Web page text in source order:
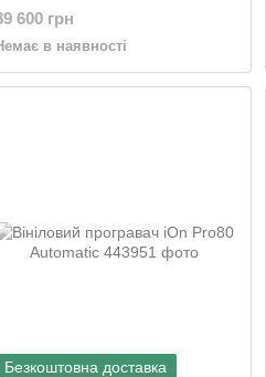
600 грн
в наявності
Безкоштовна доставка